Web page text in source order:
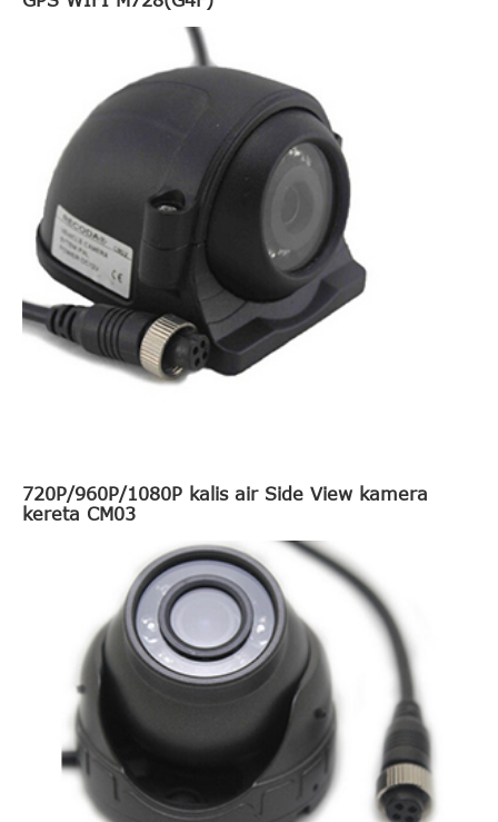
720P/960P/1080P kalis air Side View kamera
kereta CM03